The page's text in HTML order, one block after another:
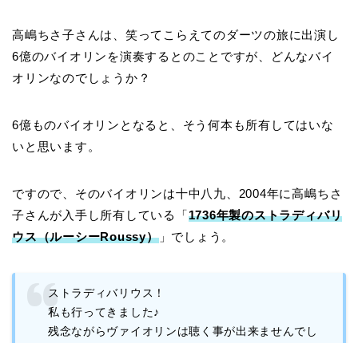
高嶋ちさ子さんは、笑ってこらえてのダーツの旅に出演し
6億のバイオリンを演奏するとのことですが、どんなバイ
オリンなのでしょうか？
6億ものバイオリンとなると、そう何本も所有してはいな
いと思います。
ですので、そのバイオリンは十中八九、2004年に高嶋ちさ
子さんが入手し所有している「1736年製のストラディバリ
ウス（ルーシーRoussy）」でしょう。
ストラディバリウス！
私も行ってきました♪
残念ながらヴァイオリンは聴く事が出来ませんでし